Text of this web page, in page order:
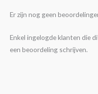
Er zijn nog geen
Enkel ingelogde klanten die
een beoordeling schrijven.